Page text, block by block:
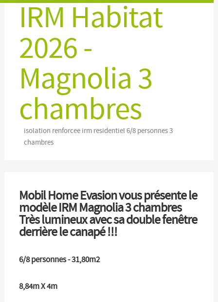
IRM Habitat
2026 -
Magnolia 3
chambres
isolation renforcee irm residentiel 6/8 personnes3
chambres
Mobil Home Evasion vous présente le
modèle IRM Magnolia 3 chambres
Très lumineux avec sa double fenêtre
derrière le canapé !!!
6/8 personnes - 31,80m2
8,84m X 4m